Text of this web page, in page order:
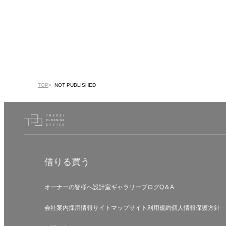
TOP NOT PUBLISHED
借りる 買う
オーナーの皆様へ設計室ギャラリーブログQ＆A
会社案内採用情報サイトマップサイト利用規約個人情報保護方針